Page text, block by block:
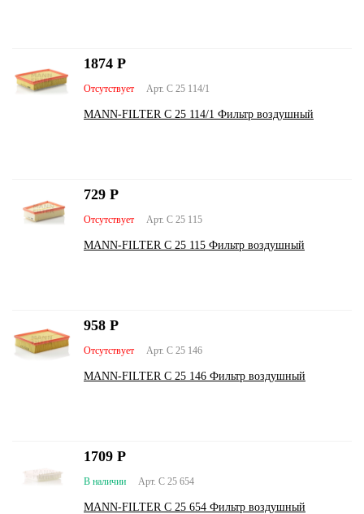
Арт. C 25 114/1
Отсутствует
MANN-FILTER C 25 114/1 Фильтр воздушный
1874 Р
Арт. C 25 115
Отсутствует
MANN-FILTER C 25 115 Фильтр воздушный
729 Р
Арт. C 25 146
Отсутствует
MANN-FILTER C 25 146 Фильтр воздушный
958 Р
Арт. C 25 654
В наличии
MANN-FILTER C 25 654 Фильтр воздушный
1709 Р